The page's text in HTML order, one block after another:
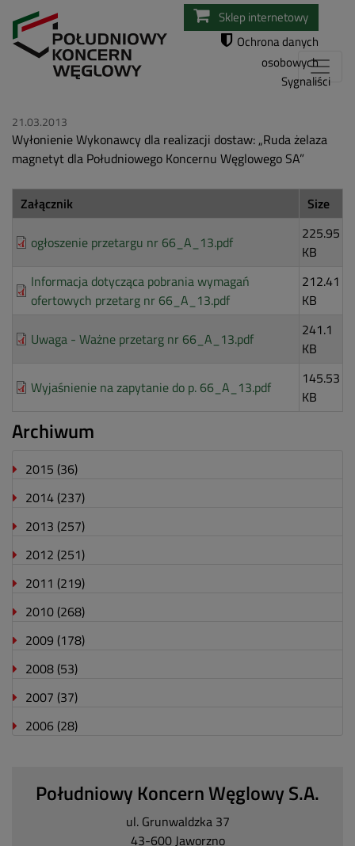
Przejdź
do
Sklep internetowy
Ochrona danych
osobowych
Sygnaliści
21.03.2013
Wyłonienie Wykonawcy dla realizacji dostaw: „Ruda żelaza
magnetyt dla Południowego Koncernu Węglowego SA”
Załącznik Size
ogłoszenie przetargu nr 66_A_13.pdf
225.95
KB
Informacja dotycząca pobrania wymagań
ofertowych przetarg nr 66_A_13.pdf
212.41
KB
Uwaga - Ważne przetarg nr 66_A_13.pdf
241.1
KB
Wyjaśnienie na zapytanie do p. 66_A_13.pdf
145.53
KB
Archiwum
2015 (36)
2014 (237)
2013 (257)
2012 (251)
2011 (219)
2010 (268)
2009 (178)
2008 (53)
2007 (37)
2006 (28)
Południowy Koncern Węglowy S.A.
ul. Grunwaldzka 37
43-600 Jaworzno